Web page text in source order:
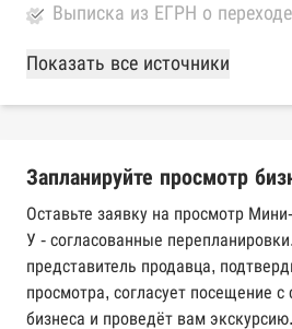
Выписка из ЕГРН о
База Росстата
Реестры ЕГРЮЛ и ЕГРИП
Реестр государственных
Федерального казначейства
Картотека арбитражных
арбитражного суда
Показать все источники
Запланируйте просмотр
Оставьте заявку на просмотр
У - согласованные
представитель продавца,
просмотра, согласует посещение с
бизнеса и проведёт вам экскурсию.